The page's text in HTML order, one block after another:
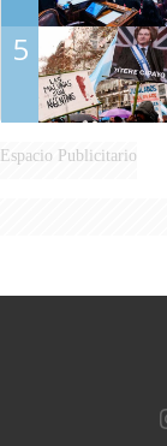
5
Espacio Publicitario